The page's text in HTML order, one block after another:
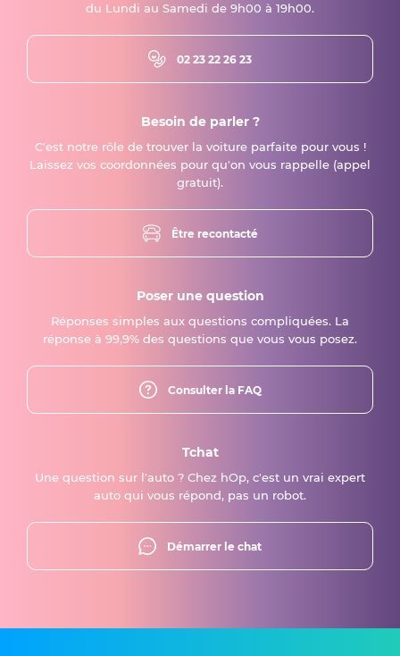
du Lundi au Samedi de 9h00 à 19h00.
02 23 22 26 23
Besoin de parler ?
C'est notre rôle de trouver la voiture parfaite pour vous !
Laissez vos coordonnées pour qu'on vous rappelle (appel
gratuit).
Être recontacté
Poser une question
Réponses simples aux questions compliquées. La
réponse à 99,9% des questions que vous vous posez.
Consulter la FAQ
Tchat
Une question sur l'auto ? Chez hOp, c'est un vrai expert
auto qui vous répond, pas un robot.
Démarrer le chat